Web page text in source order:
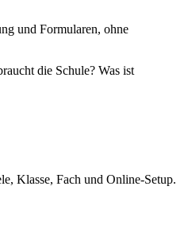
und Formularen, ohne
die Schule? Was ist
Klasse, Fach und Online-Setup.